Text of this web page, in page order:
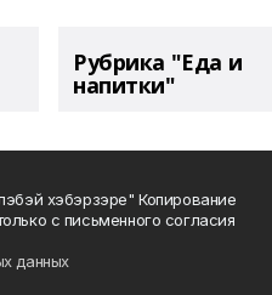
Рубрика "Еда и
напитки"
хэбэрзэре" Копирование
с письменного согласия
данных